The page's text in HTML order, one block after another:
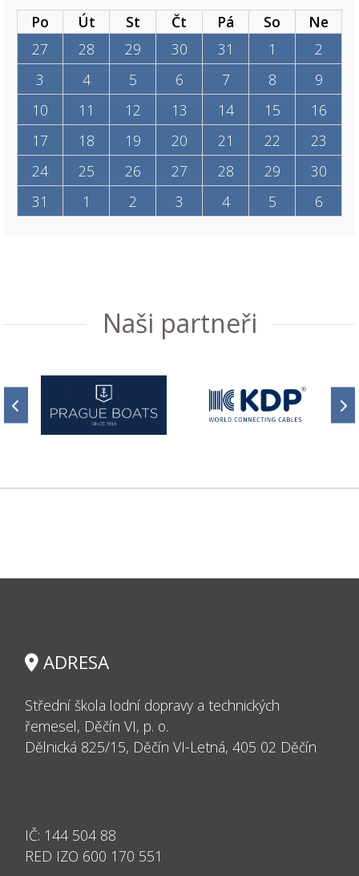
Po Út St Čt Pá So
Ne
27
28 29 30 31 1
2
3
4 5 6 7 8
9
10
11 12 13 14 15
16
17
18 19 20 21 22
23
24
25 26 27 28 29
30
31
1 2 3 4 5 6
Naši partneři
ADRESA
Střední škola lodní dopravy a technických
řemesel, Děčín VI, p. o.
Dělnická 825/15, Děčín VI-Letná, 405 02 Děčín
IČ: 144 504 88
RED IZO 600 170 551